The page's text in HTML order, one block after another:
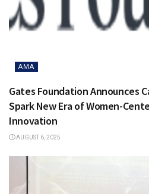
AMA
Gates Foundation Announces
Spark New Era of Women-
Innovation
AUGUST 6, 2025